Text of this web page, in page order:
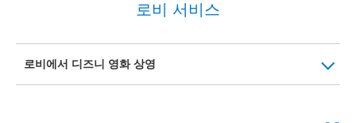
로비 서비스
로비에서 디즈니 영화 상영